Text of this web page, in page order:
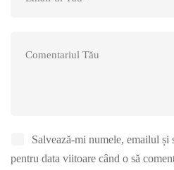
Salvează-mi numele, emailul
pentru data viitoare când o să